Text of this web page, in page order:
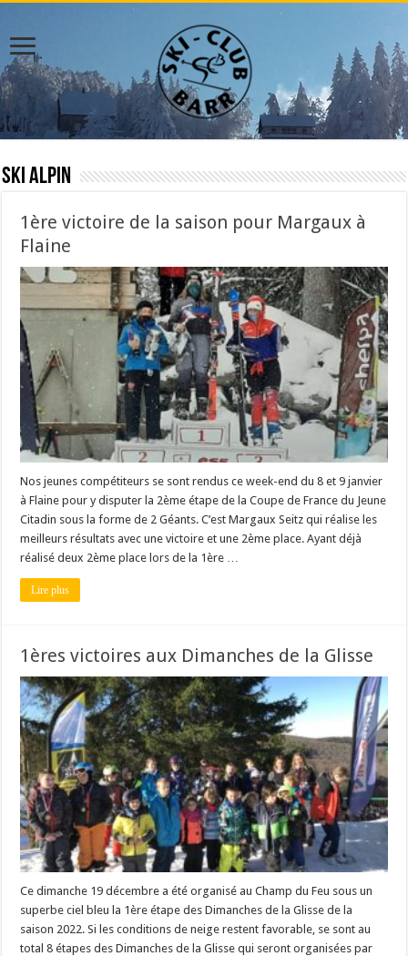
Ski Alpin
1ère victoire de la saison pour Margaux à
Flaine
Nos jeunes compétiteurs se sont rendus ce week-end du 8 et 9 janvier
à Flaine pour y disputer la 2ème étape de la Coupe de France du Jeune
Citadin sous la forme de 2 Géants. C’est Margaux Seitz qui réalise les
meilleurs résultats avec une victoire et une 2ème place. Ayant déjà
réalisé deux 2ème place lors de la 1ère …
Lire plus
1ères victoires aux Dimanches de la Glisse
Ce dimanche 19 décembre a été organisé au Champ du Feu sous un
superbe ciel bleu la 1ère étape des Dimanches de la Glisse de la
saison 2022. Si les conditions de neige restent favorable, se sont au
total 8 étapes des Dimanches de la Glisse qui seront organisées par